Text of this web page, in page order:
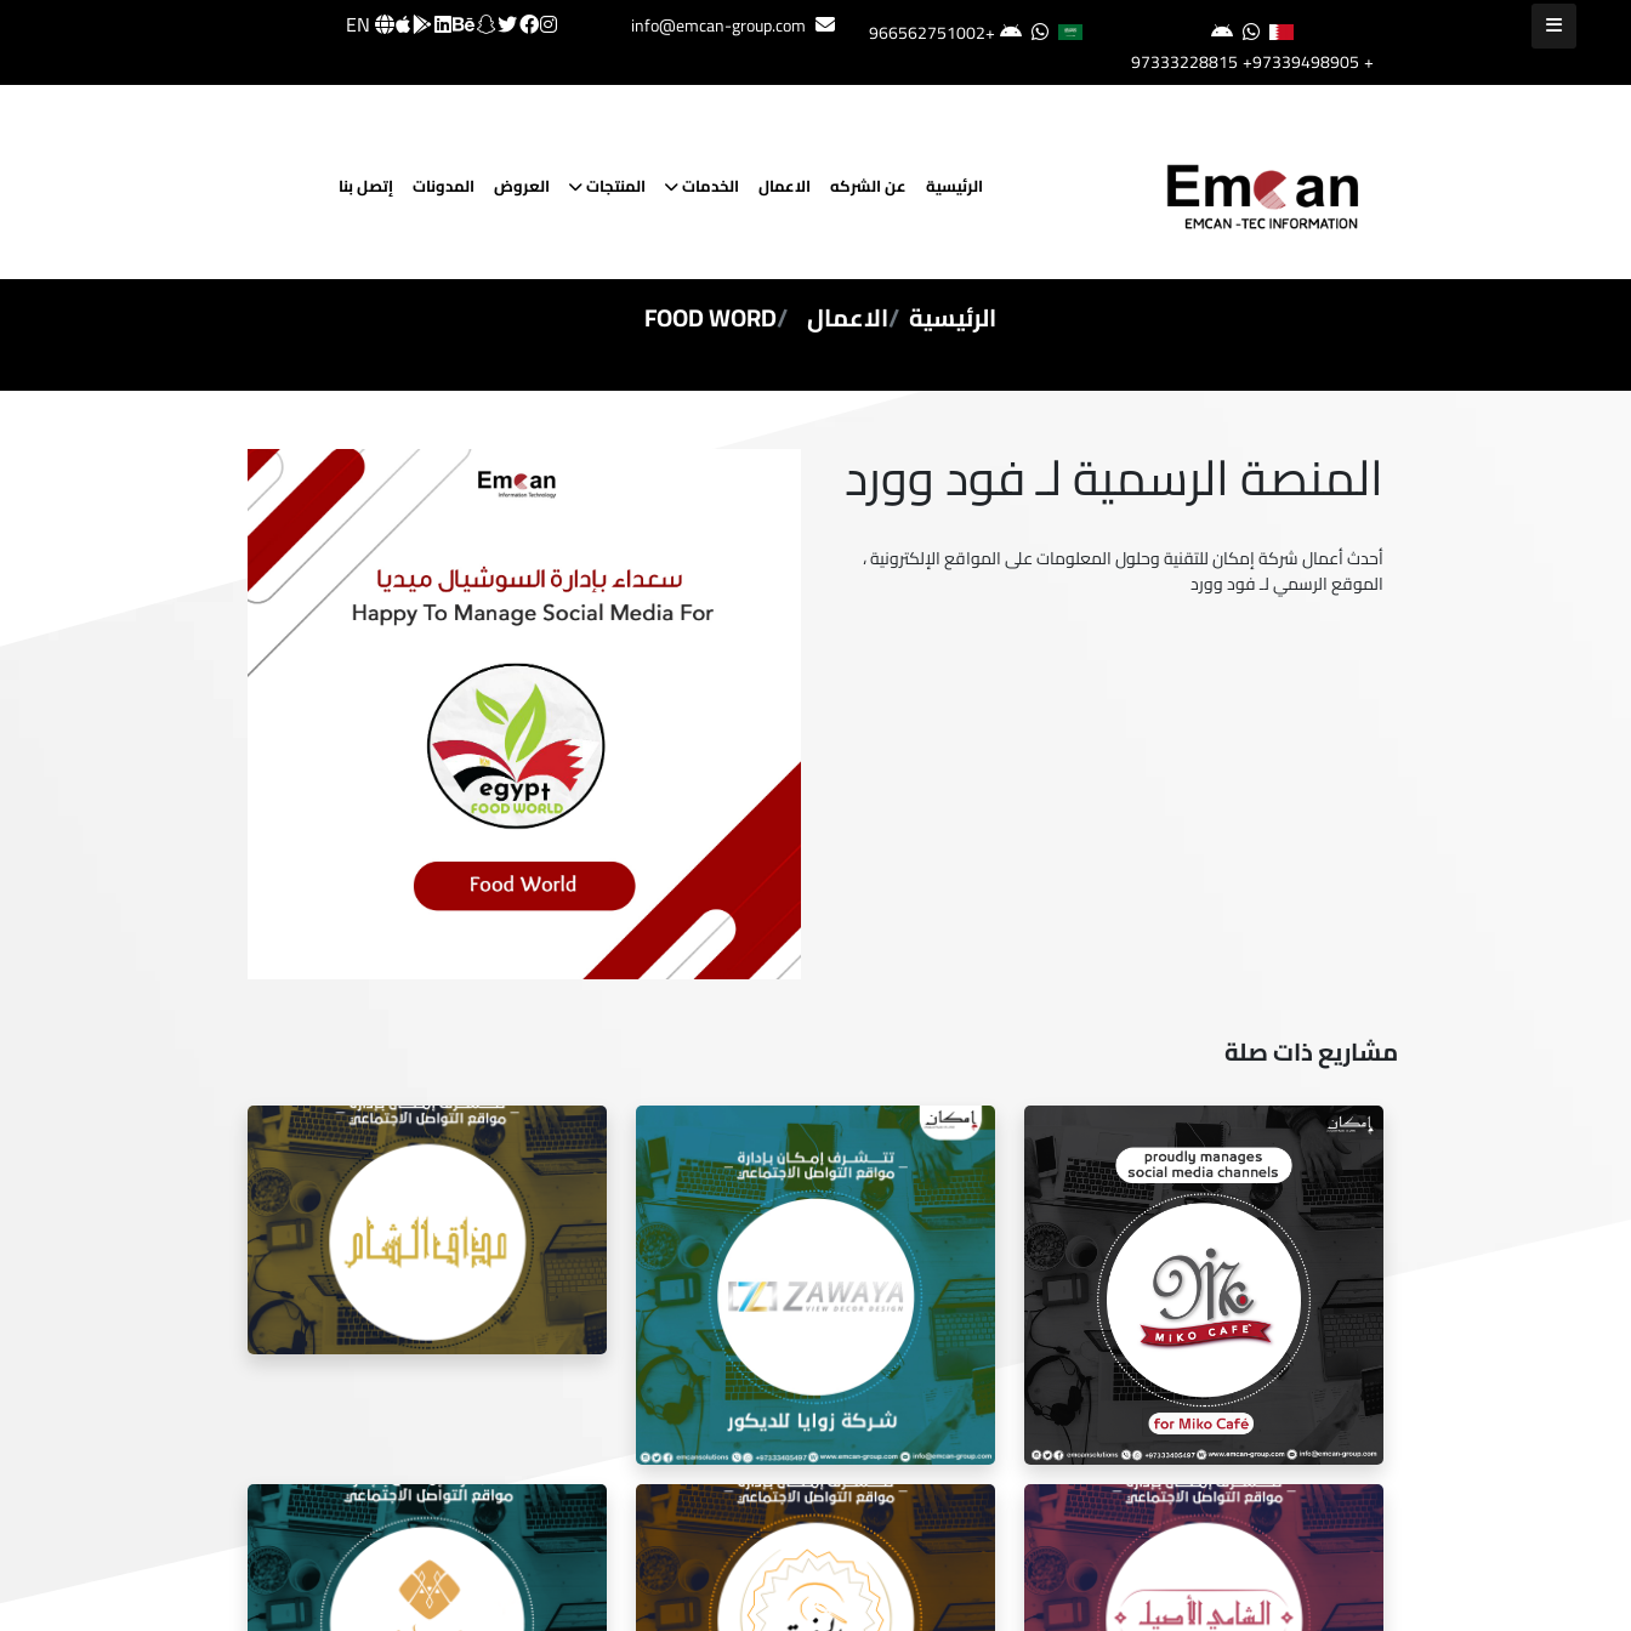
+97333228815
+97339498905
+966562751002
info@emcan-group.com
الرئيسية عن الشركه الاعمال الخدمات المنتجات العروض المدونات إتصل بنا
الرئيسية الاعمال FOOD WORD
المنصة الرسمية لـ فود وورد
أحدث أعمال شركة إمكان للتقنية وحلول المعلومات على المواقع الإلكترونية ،
الموقع الرسمي لـ فود وورد
مشاريع ذات صلة
إدارة مواقع التواصل الاجتماعي لتذوق
مطعم الشام